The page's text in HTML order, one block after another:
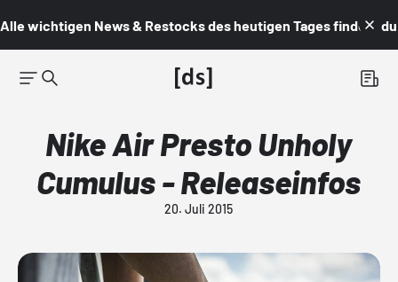
Alle wichtigen News & Restocks des heutigen Tages findest du
Nike Air Presto Unholy
Cumulus - Releaseinfos
20. Juli 2015